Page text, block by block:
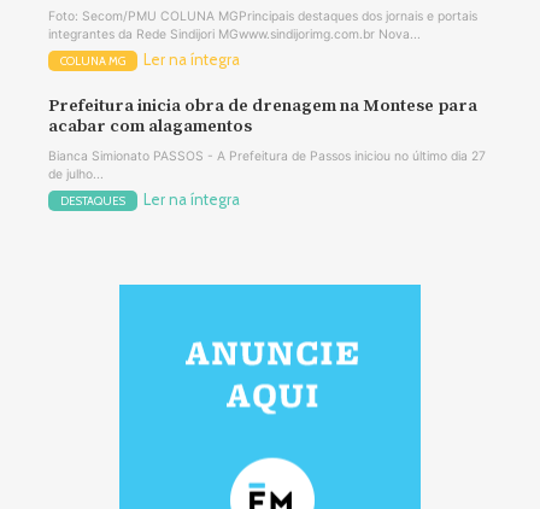
Foto: Secom/PMU COLUNA MGPrincipais destaques dos jornais e portais
integrantes da Rede Sindijori MGwww.sindijorimg.com.br Nova...
COLUNA MG Ler na íntegra
Prefeitura inicia obra de drenagem na Montese para
acabar com alagamentos
Bianca Simionato PASSOS - A Prefeitura de Passos iniciou no último dia 27
de julho...
DESTAQUES Ler na íntegra